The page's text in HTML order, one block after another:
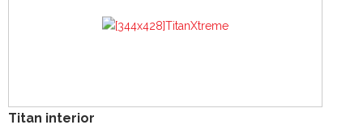
Titan interior